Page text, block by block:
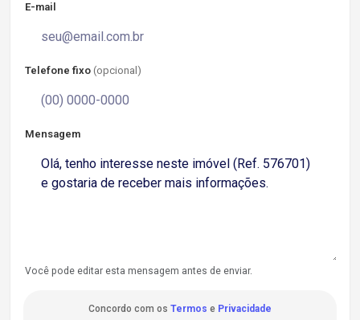
E-mail
Telefone fixo (opcional)
Mensagem
Você pode editar esta mensagem antes de enviar.
Concordo com os Termos e Privacidade